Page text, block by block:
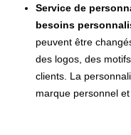
Service de
besoins
peuvent être
des logos, des
clients. La
marque personnel